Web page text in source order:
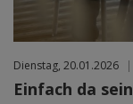
Dienstag, 20.01.2026 |
Einfach da sein